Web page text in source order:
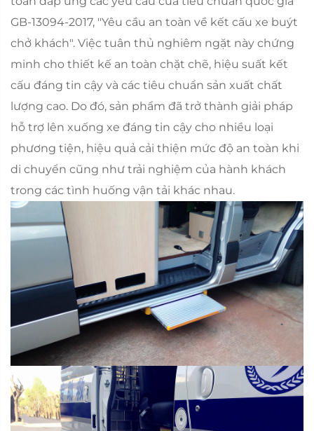
GB-13094-2017, "Yêu cầu an toàn về kết cấu xe buýt
chở khách". Việc tuân thủ nghiêm ngặt này chứng
minh cho thiết kế an toàn chặt chẽ, hiệu suất kết
cấu đáng tin cậy và các tiêu chuẩn sản xuất chất
lượng cao. Do đó, sản phẩm đã trở thành giải pháp
hỗ trợ lên xuống xe đáng tin cậy cho nhiều loại
phương tiện, hiệu quả cải thiện mức độ an toàn khi
di chuyển cũng như trải nghiệm của hành khách
trong các tình huống vận tải khác nhau.